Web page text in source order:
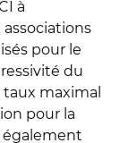
à
pour le
du
maximal
pour la
également